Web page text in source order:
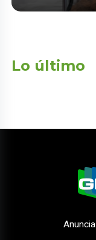
Lo último